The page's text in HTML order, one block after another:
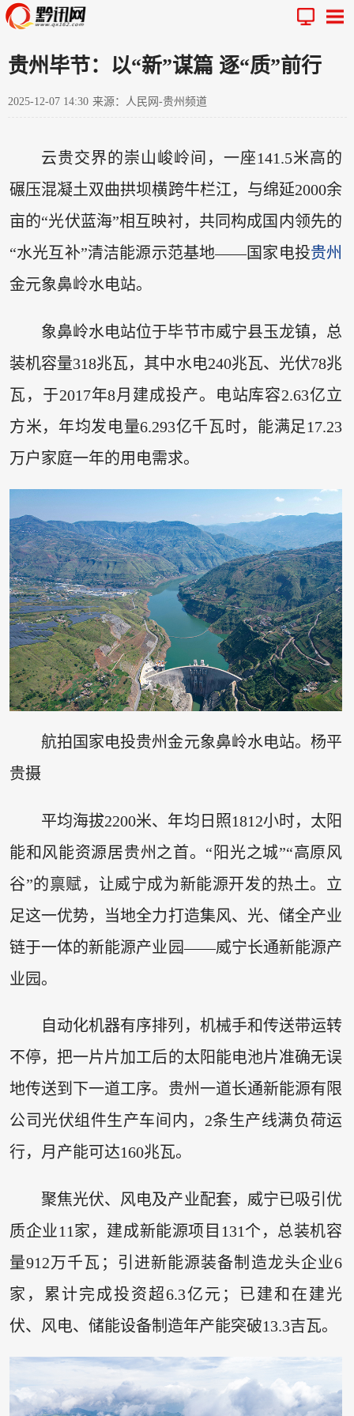
贵州毕节：以“新”谋篇 逐“质”前行
2025-12-07 14:30 来源：人民网-贵州频道
云贵交界的崇山峻岭间，一座141.5米高的
碾压混凝土双曲拱坝横跨牛栏江，与绵延2000余
亩的“光伏蓝海”相互映衬，共同构成国内领先的
“水光互补”清洁能源示范基地——国家电投贵州
金元象鼻岭水电站。
象鼻岭水电站位于毕节市威宁县玉龙镇，总
装机容量318兆瓦，其中水电240兆瓦、光伏78兆
瓦，于2017年8月建成投产。电站库容2.63亿立
方米，年均发电量6.293亿千瓦时，能满足17.23
万户家庭一年的用电需求。
航拍国家电投贵州金元象鼻岭水电站。杨平
贵摄
平均海拔2200米、年均日照1812小时，太阳
能和风能资源居贵州之首。“阳光之城”“高原风
谷”的禀赋，让威宁成为新能源开发的热土。立
足这一优势，当地全力打造集风、光、储全产业
链于一体的新能源产业园——威宁长通新能源产
业园。
自动化机器有序排列，机械手和传送带运转
不停，把一片片加工后的太阳能电池片准确无误
地传送到下一道工序。贵州一道长通新能源有限
公司光伏组件生产车间内，2条生产线满负荷运
行，月产能可达160兆瓦。
聚焦光伏、风电及产业配套，威宁已吸引优
质企业11家，建成新能源项目131个，总装机容
量912万千瓦；引进新能源装备制造龙头企业6
家，累计完成投资超6.3亿元；已建和在建光
伏、风电、储能设备制造年产能突破13.3吉瓦。